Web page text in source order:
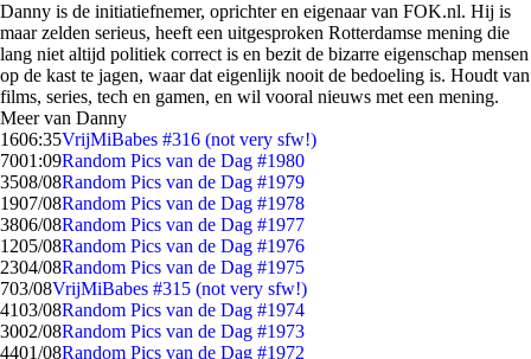
Danny is de initiatiefnemer, oprichter en eigenaar van FOK.nl. Hij is
maar zelden serieus, heeft een uitgesproken Rotterdamse mening die
lang niet altijd politiek correct is en bezit de bizarre eigenschap mensen
op de kast te jagen, waar dat eigenlijk nooit de bedoeling is. Houdt van
films, series, tech en gamen, en wil vooral nieuws met een mening.
Meer van Danny
1606:35VrijMiBabes #316 (not very sfw!)
7001:09Random Pics van de Dag #1980
3508/08Random Pics van de Dag #1979
1907/08Random Pics van de Dag #1978
3806/08Random Pics van de Dag #1977
1205/08Random Pics van de Dag #1976
2304/08Random Pics van de Dag #1975
703/08VrijMiBabes #315 (not very sfw!)
4103/08Random Pics van de Dag #1974
3002/08Random Pics van de Dag #1973
4401/08Random Pics van de Dag #1972